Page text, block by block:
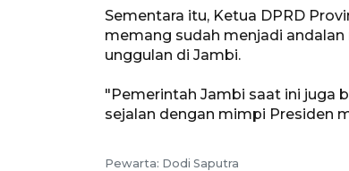
Sementara itu, Ketua DPRD
memang sudah menjadi
unggulan di Jambi.
"Pemerintah Jambi saat ini juga
sejalan dengan mimpi Presiden
Pewarta: Dodi Saputra